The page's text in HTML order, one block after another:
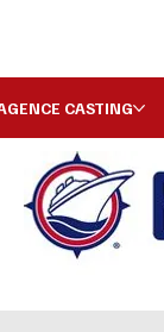
CASTING